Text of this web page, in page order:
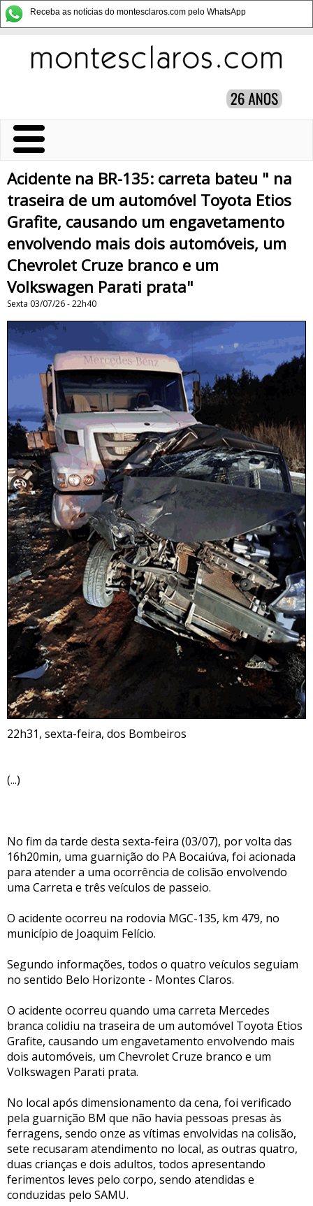
Receba as notícias do montesclaros.com pelo WhatsApp
Acidente na BR-135: carreta bateu " na
traseira de um automóvel Toyota Etios
Grafite, causando um engavetamento
envolvendo mais dois automóveis, um
Chevrolet Cruze branco e um
Volkswagen Parati prata"
Sexta 03/07/26 - 22h40
22h31, sexta-feira, dos Bombeiros
(...)
No fim da tarde desta sexta-feira (03/07), por volta das
16h20min, uma guarnição do PA Bocaiúva, foi acionada
para atender a uma ocorrência de colisão envolvendo
uma Carreta e três veículos de passeio.
O acidente ocorreu na rodovia MGC-135, km 479, no
município de Joaquim Felício.
Segundo informações, todos o quatro veículos seguiam
no sentido Belo Horizonte - Montes Claros.
O acidente ocorreu quando uma carreta Mercedes
branca colidiu na traseira de um automóvel Toyota Etios
Grafite, causando um engavetamento envolvendo mais
dois automóveis, um Chevrolet Cruze branco e um
Volkswagen Parati prata.
No local após dimensionamento da cena, foi verificado
pela guarnição BM que não havia pessoas presas às
ferragens, sendo onze as vítimas envolvidas na colisão,
sete recusaram atendimento no local, as outras quatro,
duas crianças e dois adultos, todos apresentando
ferimentos leves pelo corpo, sendo atendidas e
conduzidas pelo SAMU.